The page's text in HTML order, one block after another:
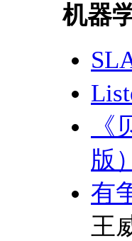
机器
版
有
王